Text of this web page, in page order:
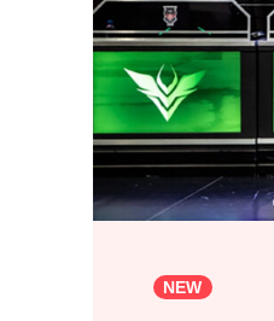
NEW